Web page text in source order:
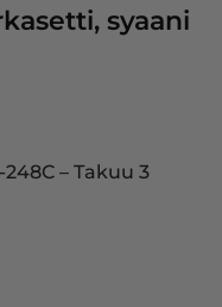
syaani
– Takuu 3